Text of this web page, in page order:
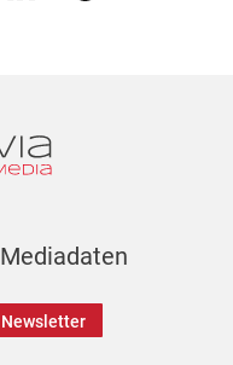
Mediadaten
Newsletter